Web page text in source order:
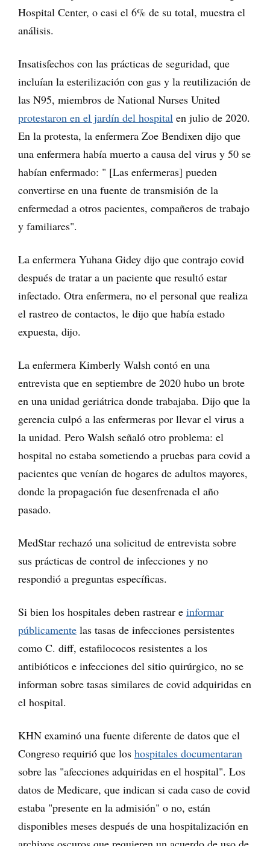
Hospital Center, o casi el 6% de su total, muestra el
análisis.
Insatisfechos con las prácticas de seguridad, que
incluían la esterilización con gas y la reutilización de
las N95, miembros de National Nurses United
protestaron en el jardín del hospital en julio de 2020.
En la protesta, la enfermera Zoe Bendixen dijo que
una enfermera había muerto a causa del virus y 50 se
habían enfermado: " [Las enfermeras] pueden
convertirse en una fuente de transmisión de la
enfermedad a otros pacientes, compañeros de trabajo
y familiares".
La enfermera Yuhana Gidey dijo que contrajo covid
después de tratar a un paciente que resultó estar
infectado. Otra enfermera, no el personal que realiza
el rastreo de contactos, le dijo que había estado
expuesta, dijo.
La enfermera Kimberly Walsh contó en una
entrevista que en septiembre de 2020 hubo un brote
en una unidad geriátrica donde trabajaba. Dijo que la
gerencia culpó a las enfermeras por llevar el virus a
la unidad. Pero Walsh señaló otro problema: el
hospital no estaba sometiendo a pruebas para covid a
pacientes que venían de hogares de adultos mayores,
donde la propagación fue desenfrenada el año
pasado.
MedStar rechazó una solicitud de entrevista sobre
sus prácticas de control de infecciones y no
respondió a preguntas específicas.
Si bien los hospitales deben rastrear e informar
públicamente las tasas de infecciones persistentes
como C. diff, estafilococos resistentes a los
antibióticos e infecciones del sitio quirúrgico, no se
informan sobre tasas similares de covid adquiridas en
el hospital.
KHN examinó una fuente diferente de datos que el
Congreso requirió que los hospitales documentaran
sobre las "afecciones adquiridas en el hospital". Los
datos de Medicare, que indican si cada caso de covid
estaba "presente en la admisión" o no, están
disponibles meses después de una hospitalización en